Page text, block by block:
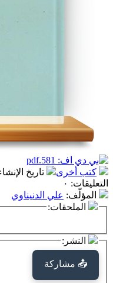
تاريخ الإنشاء:٢٠٢١/٠٢/١٣
الدنيناوي